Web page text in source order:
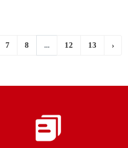
7 8 ... 12 13 ›